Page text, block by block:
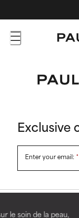
le soin de la peau,
to
Content
Exclusive
Enter your email: *